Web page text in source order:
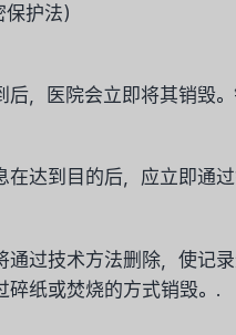
护法）
，医院会立即将其销毁
达到目的后，应立即通
过技术方法删除，使记
纸或焚烧的方式销毁。.